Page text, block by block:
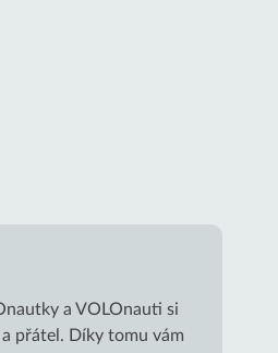
a VOLOnauti si
přátel. Díky tomu vám